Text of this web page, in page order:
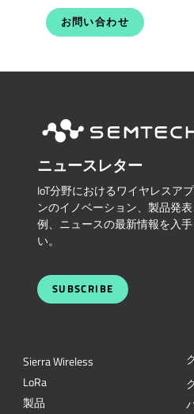
お問い合わせ
ニュースレター
IoT分野におけるワイヤレスア
ンのイノベーション、製品発
例、ニュースの最新情報を入
い。
SUBSCRIBE
Sierra Wireless
LoRa
製品